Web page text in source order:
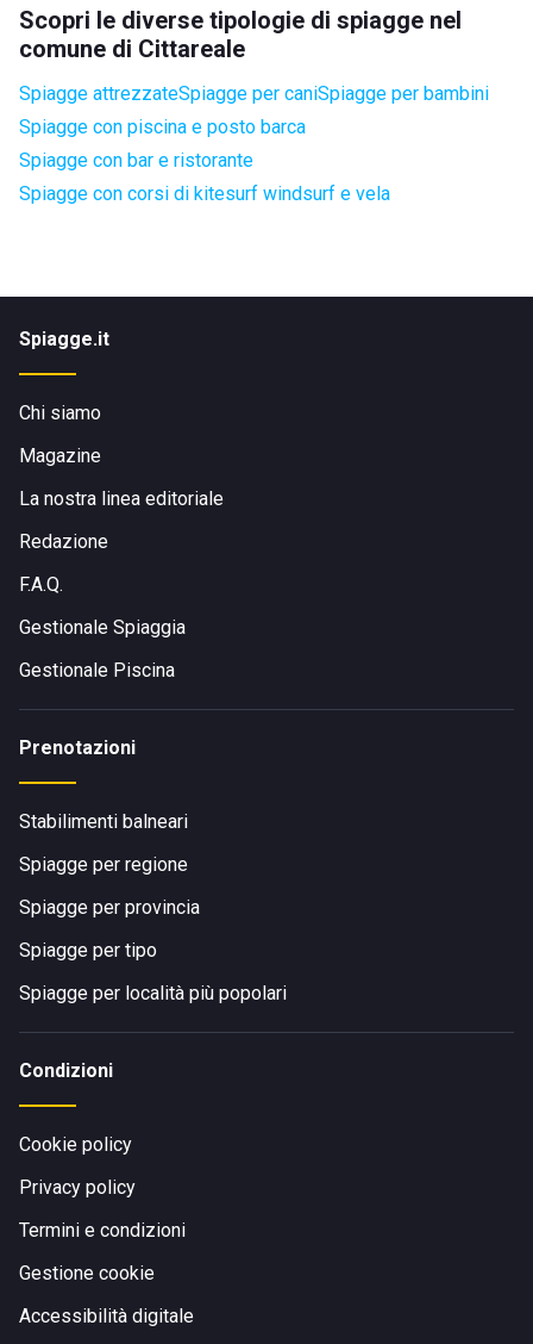
Scopri le diverse tipologie di spiagge nel
comune di Cittareale
Spiagge attrezzateSpiagge per caniSpiagge per bambini
Spiagge con piscina e posto barca
Spiagge con bar e ristorante
Spiagge con corsi di kitesurf windsurf e vela
Spiagge.it
Chi siamo
Magazine
La nostra linea editoriale
Redazione
F.A.Q.
Gestionale Spiaggia
Gestionale Piscina
Prenotazioni
Stabilimenti balneari
Spiagge per regione
Spiagge per provincia
Spiagge per tipo
Spiagge per località più popolari
Condizioni
Cookie policy
Privacy policy
Termini e condizioni
Gestione cookie
Accessibilità digitale